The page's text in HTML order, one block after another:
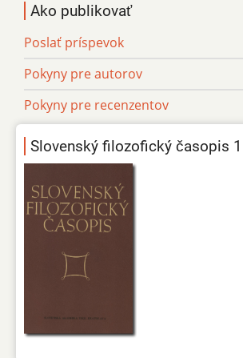
Ako publikovať
Poslať príspevok
Pokyny pre autorov
Pokyny pre recenzentov
Slovenský filozofický časopis